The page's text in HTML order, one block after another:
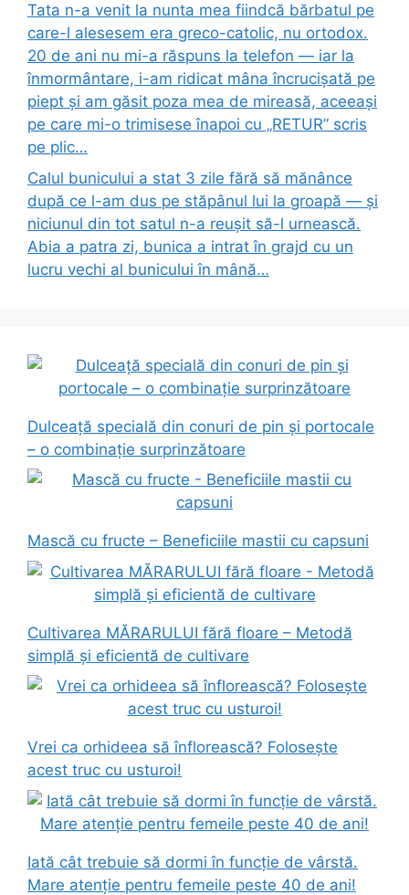
Tata n-a venit la nunta mea fiindcă bărbatul pe
care-l alesesem era greco-catolic, nu ortodox.
20 de ani nu mi-a răspuns la telefon — iar la
înmormântare, i-am ridicat mâna încrucișată pe
piept și am găsit poza mea de mireasă, aceeași
pe care mi-o trimisese înapoi cu „RETUR” scris
pe plic…
Calul bunicului a stat 3 zile fără să mănânce
după ce l-am dus pe stăpânul lui la groapă — și
niciunul din tot satul n-a reușit să-l urnească.
Abia a patra zi, bunica a intrat în grajd cu un
lucru vechi al bunicului în mână…
Dulceață specială din conuri de pin și portocale
– o combinație surprinzătoare
Mască cu fructe – Beneficiile mastii cu capsuni
Cultivarea MĂRARULUI fără floare – Metodă
simplă și eficientă de cultivare
Vrei ca orhideea să înflorească? Folosește
acest truc cu usturoi!
Iată cât trebuie să dormi în funcție de vârstă.
Mare atenție pentru femeile peste 40 de ani!